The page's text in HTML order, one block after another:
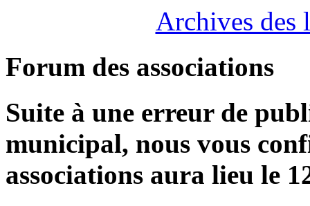
Archives des
Forum des associations
Suite à une erreur de
municipal, nous vous
associations aura lieu le